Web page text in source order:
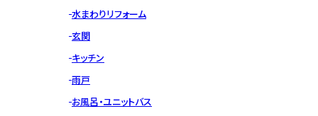
水まわりリフォーム
玄関
キッチン
雨戸
お風呂・ユニットバス